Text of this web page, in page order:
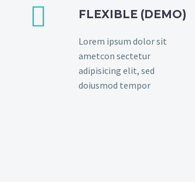

 FLEXIBLE (DEMO)
Lorem ipsum dolor sit
ametcon sectetur
adipisicing elit, sed
doiusmod tempor